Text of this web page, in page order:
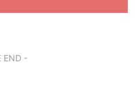
END -